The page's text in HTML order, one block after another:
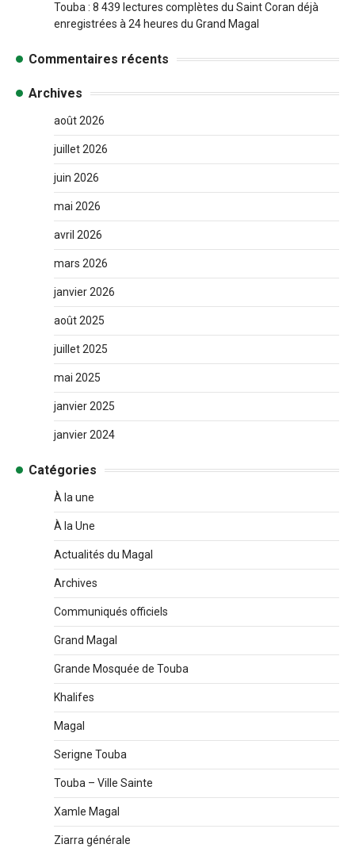
Touba : 8 439 lectures complètes du Saint Coran déjà
enregistrées à 24 heures du Grand Magal
Commentaires récents
Archives
août 2026
juillet 2026
juin 2026
mai 2026
avril 2026
mars 2026
janvier 2026
août 2025
juillet 2025
mai 2025
janvier 2025
janvier 2024
Catégories
À la une
À la Une
Actualités du Magal
Archives
Communiqués officiels
Grand Magal
Grande Mosquée de Touba
Khalifes
Magal
Serigne Touba
Touba – Ville Sainte
Xamle Magal
Ziarra générale